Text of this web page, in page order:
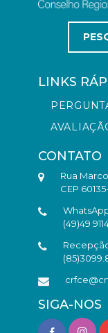
LINKS
CONTATO
Rua
CEP
WhatsApp
(49)49
SIGA-NOS